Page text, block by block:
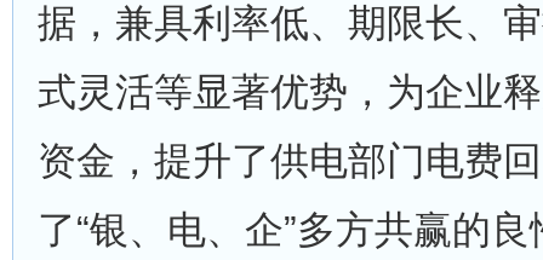
据，兼具利率低、期限长、
式灵活等显著优势，为企业
资金，提升了供电部门电费
了“银、电、企”多方共赢的